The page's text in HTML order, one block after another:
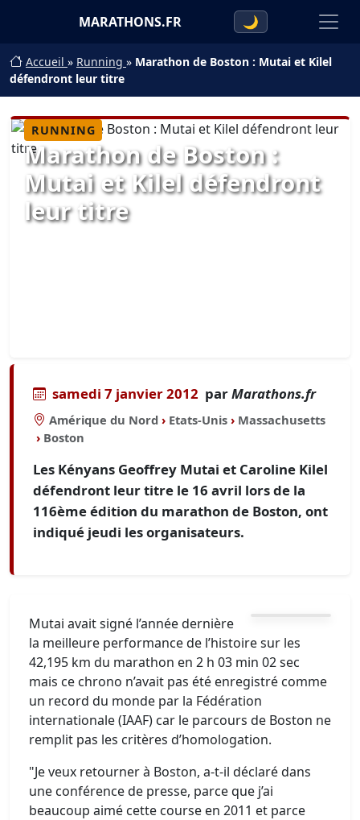
MARATHONS.FR 🌙
Accueil » Running » Marathon de Boston : Mutai et Kilel
défendront leur titre
RUNNING
Marathon de Boston :
Mutai et Kilel défendront
leur titre
samedi 7 janvier 2012 parMarathons.fr
Amérique du Nord › Etats-Unis › Massachusetts
› Boston
Les Kényans Geoffrey Mutai et Caroline Kilel
défendront leur titre le 16 avril lors de la
116ème édition du marathon de Boston, ont
indiqué jeudi les organisateurs.
Mutai avait signé l’année dernière
la meilleure performance de l’histoire sur les
42,195 km du marathon en 2 h 03 min 02 sec
mais ce chrono n’avait pas été enregistré comme
un record du monde par la Fédération
internationale (IAAF) car le parcours de Boston ne
remplit pas les critères d’homologation.
"Je veux retourner à Boston, a-t-il déclaré dans
une conférence de presse, parce que j’ai
beaucoup aimé cette course en 2011 et parce